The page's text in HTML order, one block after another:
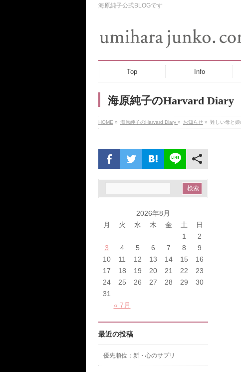
海原純子公式BLOGです
Top Info
海原純子のHarvard Diary
HOME » 海原純子のHarvard Diary » お知らせ » 難しい母と
2026年8月
月
火 水 木 金 土 日
« 7月
1
2
3
4 5 6 7 8
9
10
11 12 13 14 15
16
17
18 19 20 21 22
23
24
25 26 27 28 29
30
31
最近の投稿
優先順位：新・心のサプリ